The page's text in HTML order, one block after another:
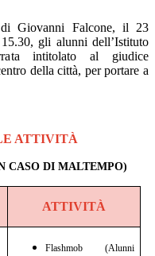
di Giovanni Falcone, il 23
gli alunni dell’Istituto
intitolato al giudice
della città, per portare a
ATTIVITÀ
CASO DI MALTEMPO)
ATTIVITÀ
Flashmob (Alunni